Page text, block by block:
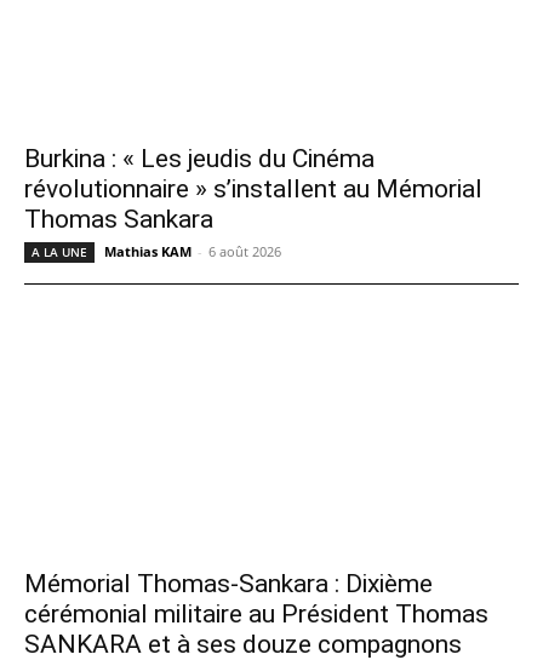
Burkina : « Les jeudis du Cinéma
révolutionnaire » s’installent au Mémorial
Thomas Sankara
A LA UNE Mathias KAM - 6 août 2026
Mémorial Thomas-Sankara : Dixième
cérémonial militaire au Président Thomas
SANKARA et à ses douze compagnons